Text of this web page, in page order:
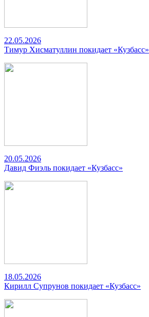
22.05.2026
Тимур Хисматуллин покидает «Кузбасс»
20.05.2026
Давид Фиэль покидает «Кузбасс»
18.05.2026
Кирилл Супрунов покидает «Кузбасс»